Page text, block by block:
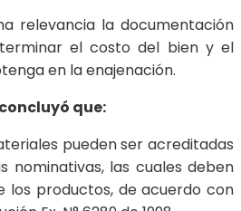
relevancia la documentación
el costo del bien y el
en la enajenación.
que:
pueden ser acreditadas
nominativas, las cuales deben
los productos, de acuerdo con